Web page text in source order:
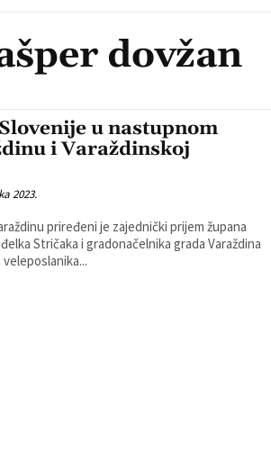
dovžan
u nastupnom
i Varaždinskoj
2023.
priređeni je zajednički prijem župana
Stričaka i gradonačelnika grada Varaždina